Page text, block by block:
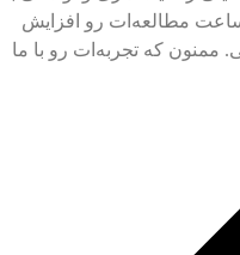
مطالعه‌ات رو افزایش
ممنون که تجربه‌ات رو با ما